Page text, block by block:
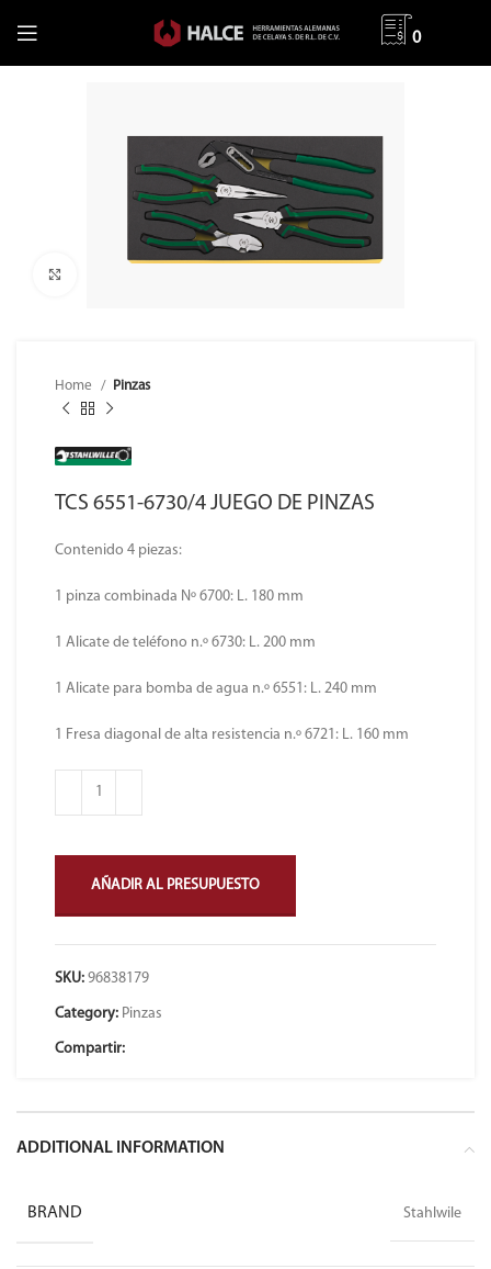
0
Home Pinzas
TCS 6551-6730/4 JUEGO DE PINZAS
Contenido 4 piezas:
1 pinza combinada Nº 6700: L. 180 mm
1 Alicate de teléfono n.º 6730: L. 200 mm
1 Alicate para bomba de agua n.º 6551: L. 240 mm
1 Fresa diagonal de alta resistencia n.º 6721: L. 160 mm
AÑADIR AL PRESUPUESTO
SKU: 96838179
Category: Pinzas
Compartir:
ADDITIONAL INFORMATION
BRAND Stahlwile